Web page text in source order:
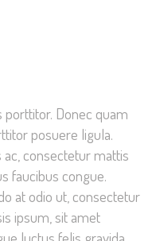
Donec quam
posuere ligula.
consectetur mattis
faucibus congue.
at odio ut, consectetur
ipsum, sit amet